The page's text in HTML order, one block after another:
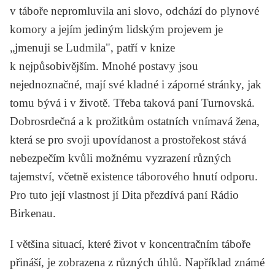
v táboře nepromluvila ani slovo, odchází do plynové
komory a jejím jediným lidským projevem je
„jmenuji se Ludmila", patří v knize
k nejpůsobivějším. Mnohé postavy jsou
nejednoznačné, mají své kladné i záporné stránky, jak
tomu bývá i v životě. Třeba taková paní Turnovská.
Dobrosrdečná a k prožitkům ostatních vnímavá žena,
která se pro svoji upovídanost a prostořekost stává
nebezpečím kvůli možnému vyzrazení různých
tajemství, včetně existence táborového hnutí odporu.
Pro tuto její vlastnost jí Dita přezdívá paní Rádio
Birkenau.
I většina situací, které život v koncentračním táboře
přináší, je zobrazena z různých úhlů. Například známé